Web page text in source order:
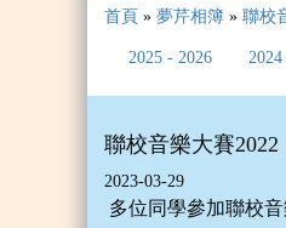
首頁 » 夢芹相簿 » 聯校
2025 - 2026
聯校音樂大賽2022
2023-03-29
多位同學參加聯校音